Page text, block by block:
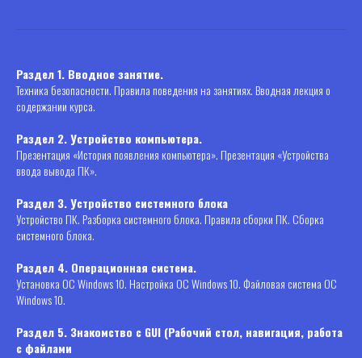
Раздел 1. Вводное занятие.
Техника безопасности. Правила поведения на занятиях. Вводная лекция о
содержании курса.
Раздел 2. Устройство компьютера.
Презентация «История появления компьютера». Презентация «Устройства
ввода вывода ПК».
Раздел 3. Устройство системного блока
Устройство ПК. Разборка системного блока. Правила сборки ПК. Сборка
системного блока.
Раздел 4. Операционная система.
Установка ОС Windows 10. Настройка ОС Windows 10. Файловая система ОС
Windows 10.
Раздел 5. Знакомство с GUI (Рабочий стол, навигация, работа
с файлами